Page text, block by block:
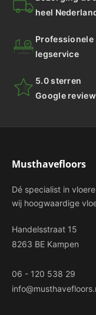
heel
Professionele
legservice
5.0 sterren
Google
Musthavefloors
Dé specialist in
wij hoogwaardige
Handelsstraat 15
8263 BE Kampen
06 - 120 538 29